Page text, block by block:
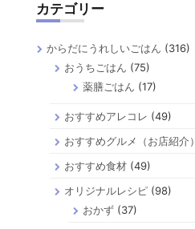
送
り
カテゴリー
からだにうれしいごはん (316)
おうちごはん (75)
薬膳ごはん (17)
おすすめアレコレ (49)
おすすめグルメ（お店紹介）
おすすめ食材 (49)
オリジナルレシピ (98)
おかず(37)